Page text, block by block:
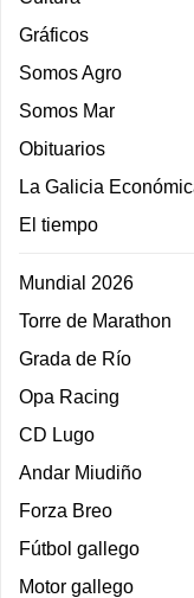
Gráficos
Somos Agro
Somos Mar
Obituarios
La Galicia
El tiempo
Mundial 2026
Torre de Marathon
Grada de Río
Opa Racing
CD Lugo
Andar Miudiño
Forza Breo
Fútbol gallego
Motor gallego